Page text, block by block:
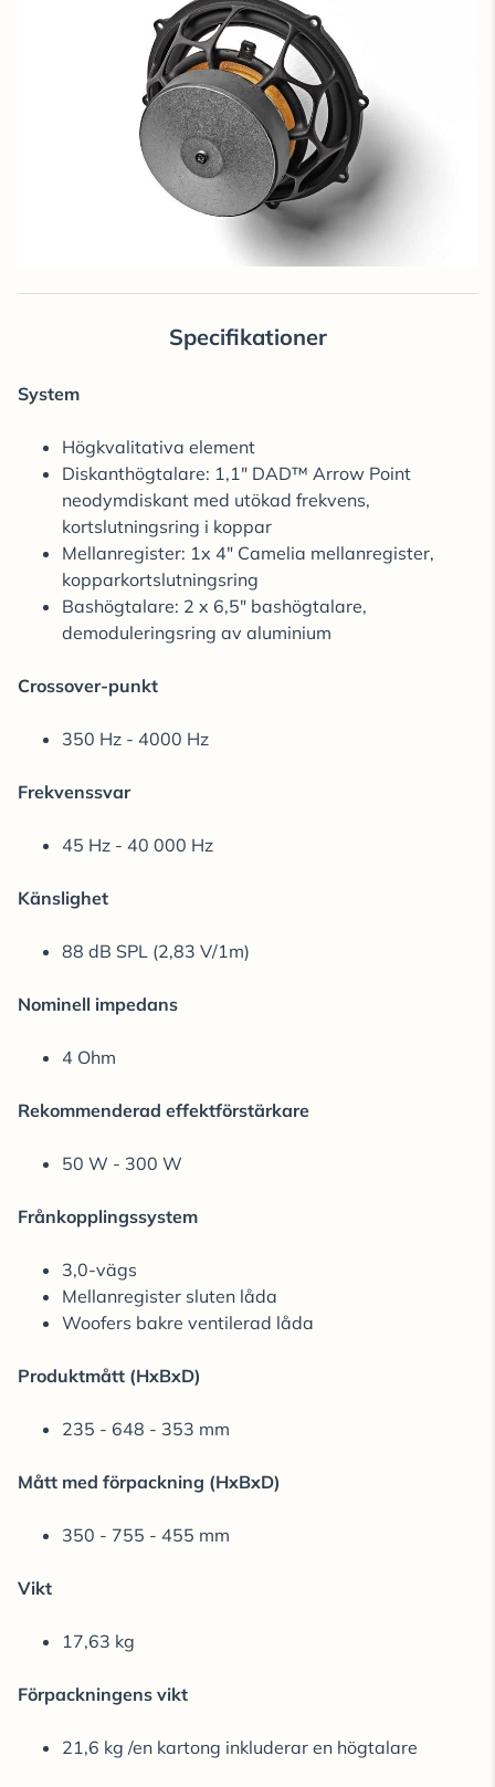
Specifikationer
System
Högkvalitativa element
Diskanthögtalare: 1,1" DAD™ Arrow Point
neodymdiskant med utökad frekvens,
kortslutningsring i koppar
Mellanregister: 1x 4" Camelia mellanregister,
kopparkortslutningsring
Bashögtalare: 2 x 6,5" bashögtalare,
demoduleringsring av aluminium
Crossover-punkt
350 Hz - 4000 Hz
Frekvenssvar
45 Hz - 40 000 Hz
Känslighet
88 dB SPL (2,83 V/1m)
Nominell impedans
4 Ohm
Rekommenderad effektförstärkare
50 W - 300 W
Frånkopplingssystem
3,0-vägs
Mellanregister sluten låda
Woofers bakre ventilerad låda
Produktmått (HxBxD)
235 - 648 - 353 mm
Mått med förpackning (HxBxD)
350 - 755 - 455 mm
Vikt
17,63 kg
Förpackningens vikt
21,6 kg /en kartong inkluderar en högtalare